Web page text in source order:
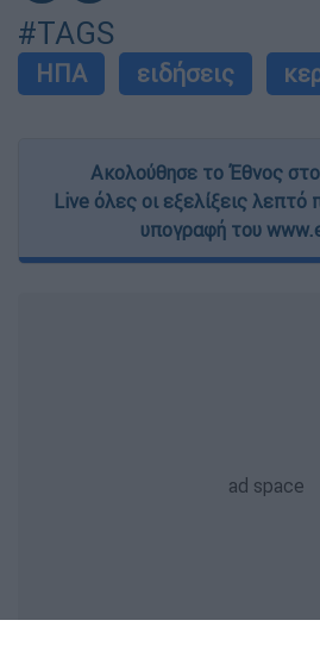
#TAGS
ΗΠΑ ειδήσεις
Ακολούθησε το Έθνος
Live όλες οι εξελίξεις
υπογραφή του